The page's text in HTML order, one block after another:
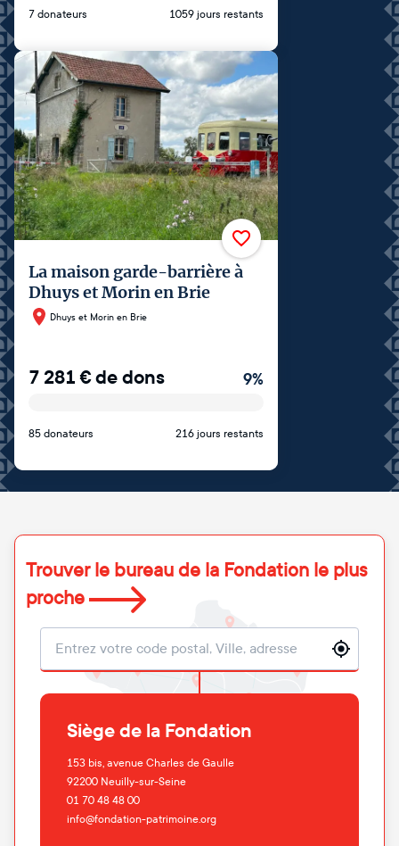
7 donateurs 1059 jours restants
La maison garde-barrière à
Dhuys et Morin en Brie
Dhuys et Morin en Brie
7 281€de dons 9%
85 donateurs 216 jours restants
Trouver le bureau de la Fondation le plus
proche
Localisation
Siège de la Fondation
153 bis, avenue Charles de Gaulle
92200 Neuilly-sur-Seine
01 70 48 48 00
info@fondation-patrimoine.org